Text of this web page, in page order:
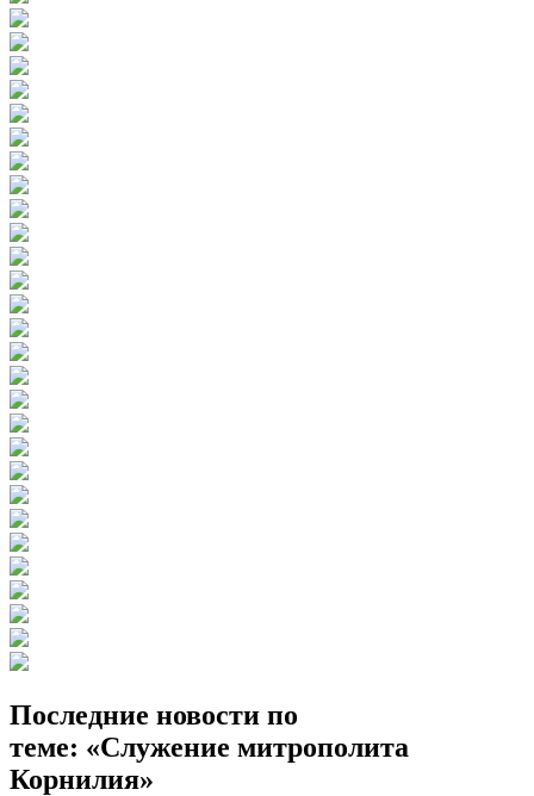
Последние новости по
теме: «Служение митрополита
Корнилия»